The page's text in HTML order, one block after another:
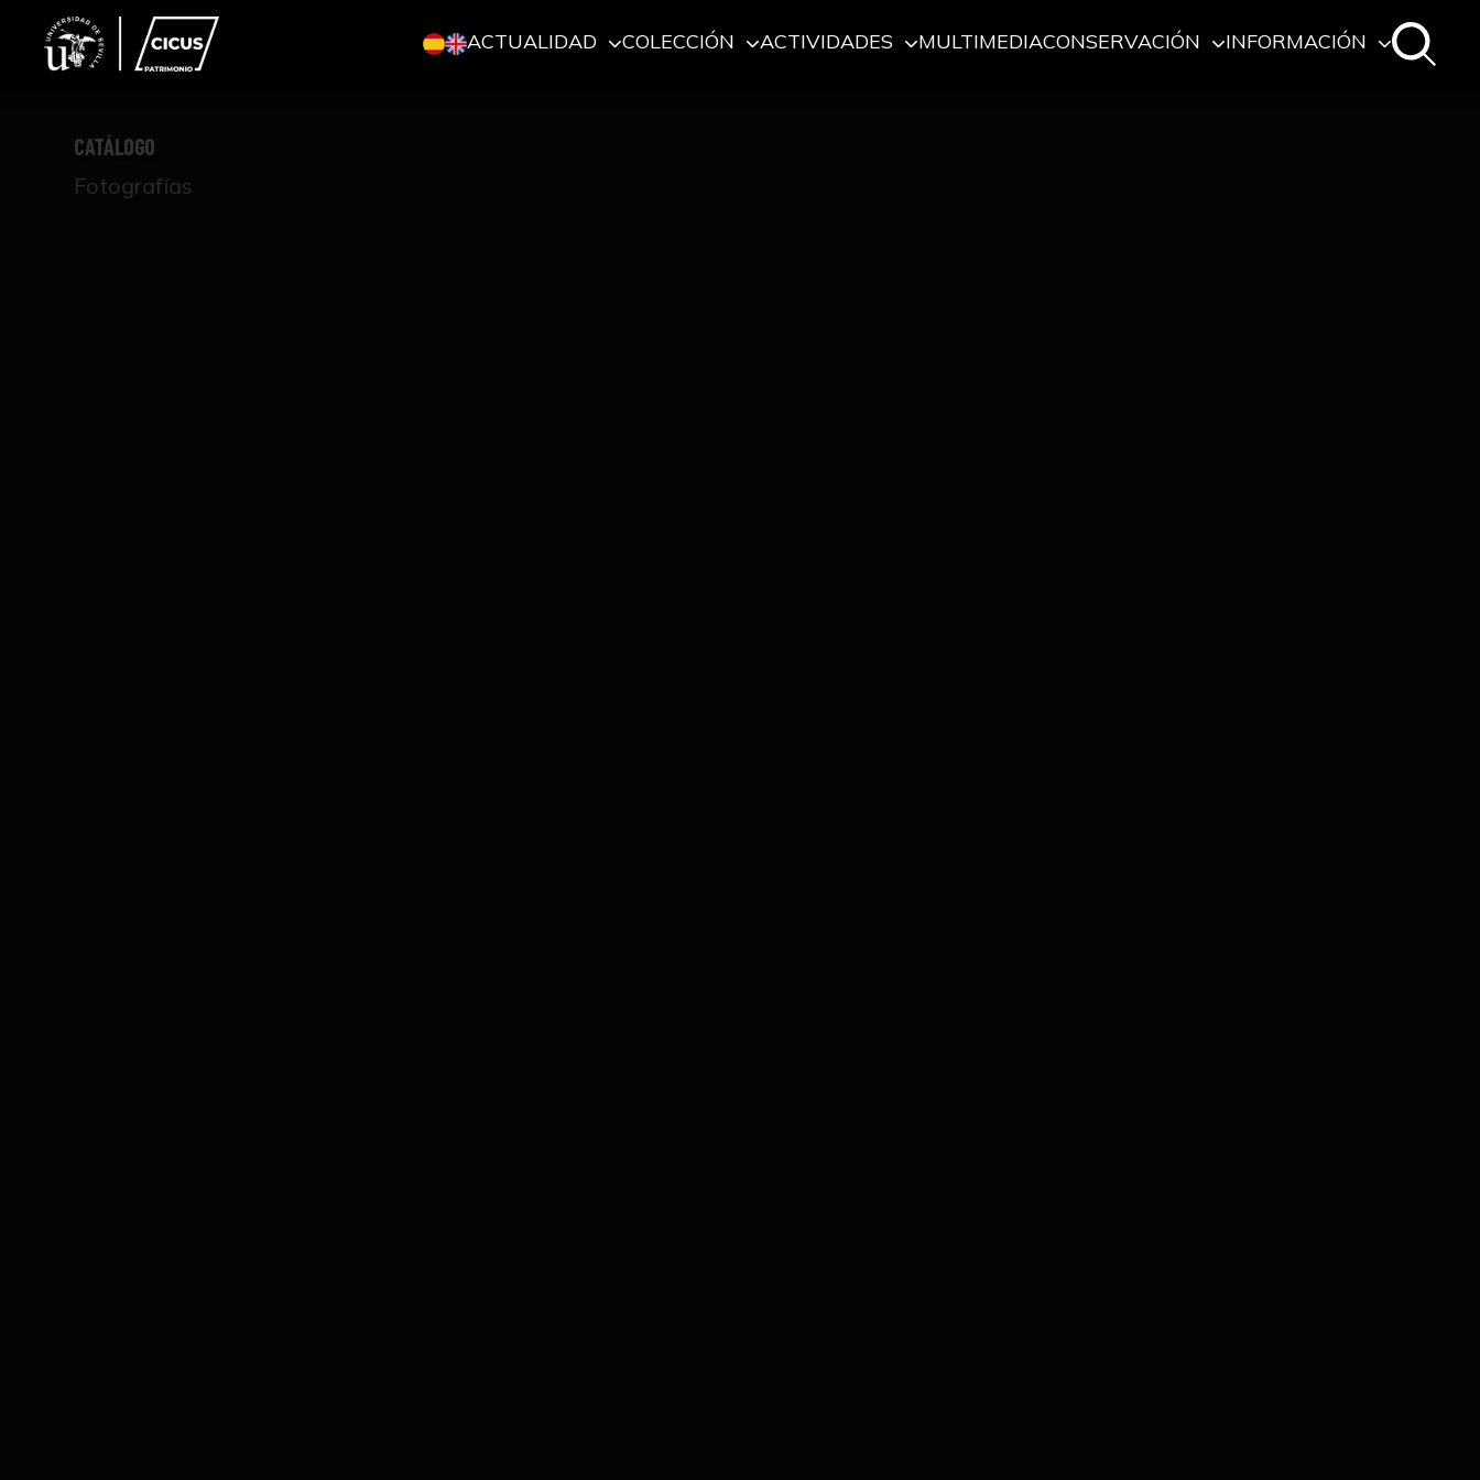
ACTUALIDAD COLECCIÓN ACTIVIDADES MULTIMEDIACONSERVACIÓN INFORMACIÓN
CATÁLOGO
Fotografías